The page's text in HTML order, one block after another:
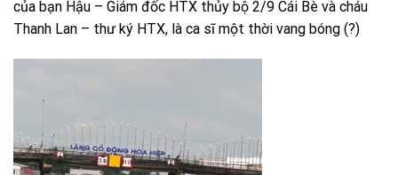
của bạn Hậu – Giám đốc HTX thủy bộ 2/9 Cái Bè và cháu
Thanh Lan – thư ký HTX, là ca sĩ một thời vang bóng (?)